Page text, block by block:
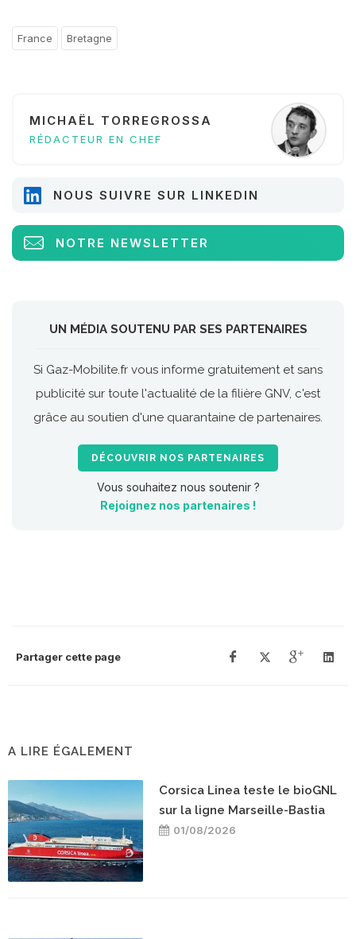
France Bretagne
MICHAËL TORREGROSSA
RÉDACTEUR EN CHEF
NOUS SUIVRE SUR LINKEDIN
NOTRE NEWSLETTER
UN MÉDIA SOUTENU PAR SES PARTENAIRES
Si Gaz-Mobilite.fr vous informe gratuitement et sans
publicité sur toute l'actualité de la filière GNV, c'est
grâce au soutien d'une quarantaine de partenaires.
DÉCOUVRIR NOS PARTENAIRES
Vous souhaitez nous soutenir ?
Rejoignez nos partenaires !
Partager cette page
A LIRE ÉGALEMENT
Corsica Linea teste le bioGNL
sur la ligne Marseille-Bastia
01/08/2026